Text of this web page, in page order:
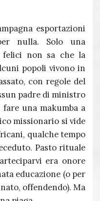
esportazioni
nulla. Solo una
felici non sa che la
popoli vivono in
con regole del
padre di ministro
una makumba a
missionario si vide
qualche tempo
Pasto rituale
era onore
educazione (o per
offendendo). Ma